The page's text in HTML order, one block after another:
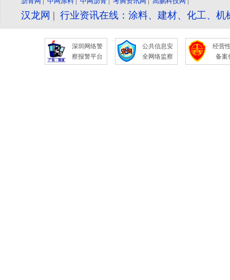
汉龙网 | 行业资讯在线：涂料、建材、化工、
深圳网络警
察报警平台
公共信息安
全网络监察
经营
备案